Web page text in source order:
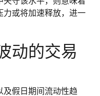
力或将加速释放，进一
动的交易
及假日期间流动性趋